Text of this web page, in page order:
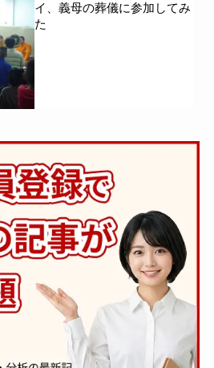
イ、義母の葬儀に参加してみ
た